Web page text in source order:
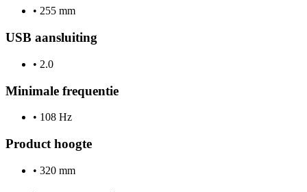
• 255 mm
USB aansluiting
• 2.0
Minimale frequentie
• 108 Hz
Product hoogte
• 320 mm